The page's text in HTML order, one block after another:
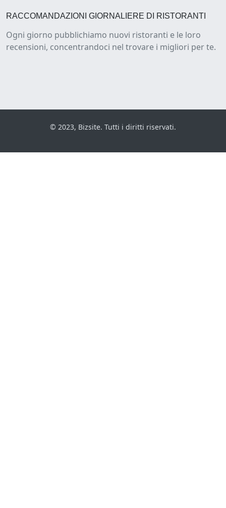
RACCOMANDAZIONI GIORNALIERE DI RISTORANTI
Ogni giorno pubblichiamo nuovi ristoranti e le loro
recensioni, concentrandoci nel trovare i migliori per te.
© 2023, Bizsite. Tutti i diritti riservati.